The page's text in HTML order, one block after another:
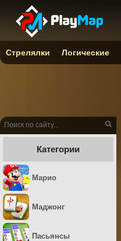
Категории
Марио
Маджонг
Пасьянсы
Стрелялки Логические